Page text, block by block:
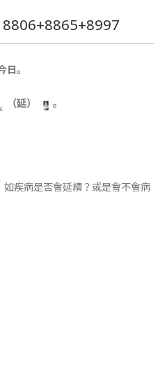
日。
（延）
。
如疾病是否會延續？或是會不會病